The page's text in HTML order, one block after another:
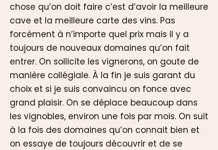
chose qu’on doit faire c’est d’avoir la meilleure
cave et la meilleure carte des vins. Pas
forcément à n’importe quel prix mais il y a
toujours de nouveaux domaines qu’on fait
entrer. On sollicite les vignerons, on goute de
manière collégiale. À la fin je suis garant du
choix et si je suis convaincu on fonce avec
grand plaisir. On se déplace beaucoup dans
les vignobles, environ une fois par mois. On suit
à la fois des domaines qu’on connait bien et
on essaye de toujours découvrir et de se